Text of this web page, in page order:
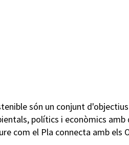
són un conjunt
polítics i econòmics amb
com el Pla connecta amb els